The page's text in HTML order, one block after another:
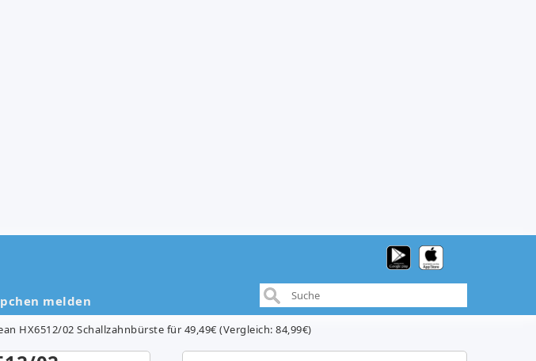
melden
HX6512/02 Schallzahnbürste für 49,49€ (Vergleich: 84,99€)